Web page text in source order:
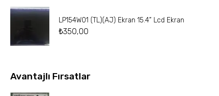
LP154W01 (TL)(AJ) Ekran 15.4” Lcd Ekran
₺350,00
Avantajlı Fırsatlar